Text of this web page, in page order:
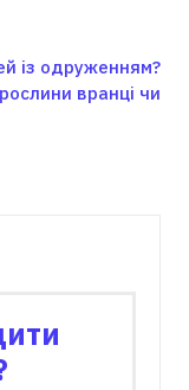
із одруженням?
вранці чи